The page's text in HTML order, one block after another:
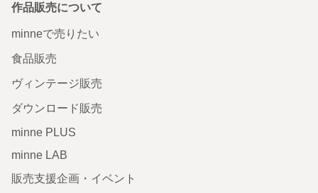
作品販売について
minneで売りたい
食品販売
ヴィンテージ販売
ダウンロード販売
minne PLUS
minne LAB
販売支援企画・イベント